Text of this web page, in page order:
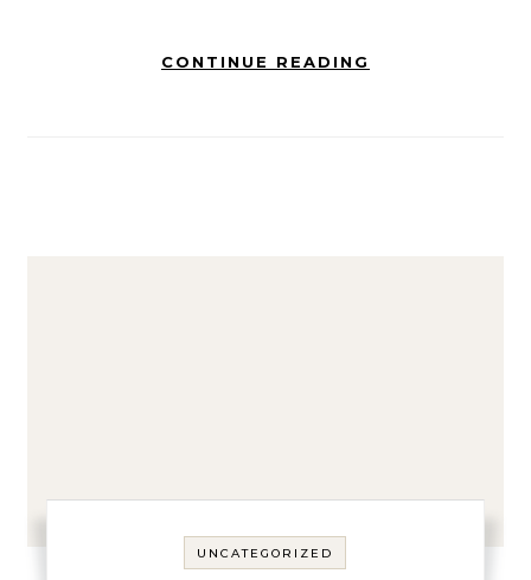
CONTINUE READING
UNCATEGORIZED